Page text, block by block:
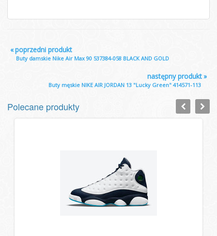
«poprzedni produkt
Buty damskie Nike Air Max 90 537384-058 BLACK AND GOLD
»
następny produkt
Buty męskie NIKE AIR JORDAN 13 "Lucky Green" 414571-113
Polecane produkty